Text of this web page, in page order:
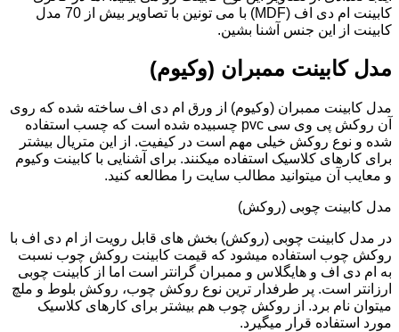
کابینت ام دی اف (MDF) با می تونین با تصاویر بیش از 70 مدل
کابینت از این جنس آشنا بشین.
مدل کابینت ممبران (وکیوم)
مدل کابینت ممبران (وکیوم) از ورق ام دی اف ساخته شده که روی
آن روکش پی وی سی pvc چسبیده شده است که چسب استفاده
شده و نوع روکش خیلی مهم است در کیفیت. از این متریال بیشتر
برای کارهای کلاسیک استفاده میکنند. برای آشنایی با کابینت وکیوم
و معایب آن میتوانید مطالب سایت را مطالعه کنید.
مدل کابینت چوبی (روکش)
در مدل کابینت چوبی (روکش) بخش های قابل رویت از ام دی اف با
روکش چوب استفاده میشود که قیمت کابینت روکش چوب نسبت
به ام دی اف و هایگلاس و ممبران گرانتر است اما از کابینت چوبی
ارزانتر است. پر طرفدار ترین نوع روکش چوب، روکش بلوط و ملچ
میتوان نام برد. از روکش چوب هم بیشتر برای کارهای کلاسیک
مورد استفاده قرار میگیرد.